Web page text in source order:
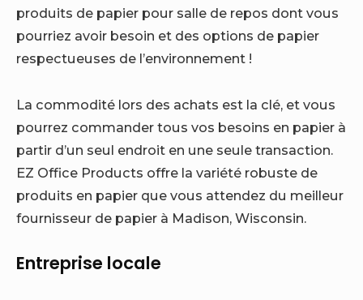
produits de papier pour salle de repos dont vous
pourriez avoir besoin et des options de papier
respectueuses de l’environnement !
La commodité lors des achats est la clé, et vous
pourrez commander tous vos besoins en papier à
partir d’un seul endroit en une seule transaction.
EZ Office Products offre la variété robuste de
produits en papier que vous attendez du meilleur
fournisseur de papier à Madison, Wisconsin.
Entreprise locale